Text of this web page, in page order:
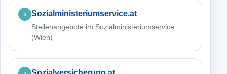
Sozialministeriumservice.at
Stellenangebote im Sozialministeriumservice
(Wien)